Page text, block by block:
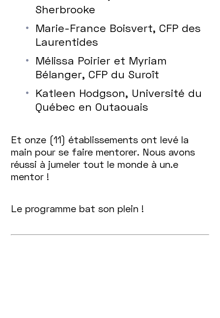
Sherbrooke
Marie-France Boisvert, CFP des
Laurentides
Mélissa Poirier et Myriam
Bélanger, CFP du Suroît
Katleen Hodgson, Université du
Québec en Outaouais
Et onze (11) établissements ont levé la
main pour se faire mentorer. Nous avons
réussi à jumeler tout le monde à un.e
mentor !
Le programme bat son plein !